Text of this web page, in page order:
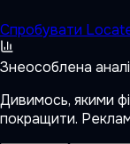
Спробувати
Знеособлена
Дивимось, якими
покращити.